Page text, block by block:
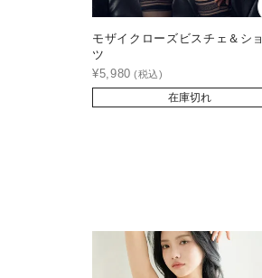
モザイクローズビスチェ＆シ
ツ
¥5,980
在庫切れ